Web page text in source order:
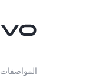
المواصفات